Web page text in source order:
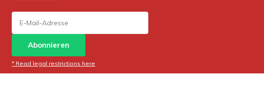
Abonnieren
* Read legal restrictions here